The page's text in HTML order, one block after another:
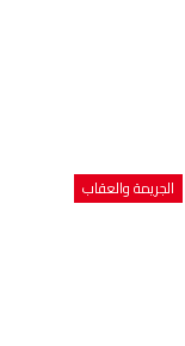
الجريمة والعقاب